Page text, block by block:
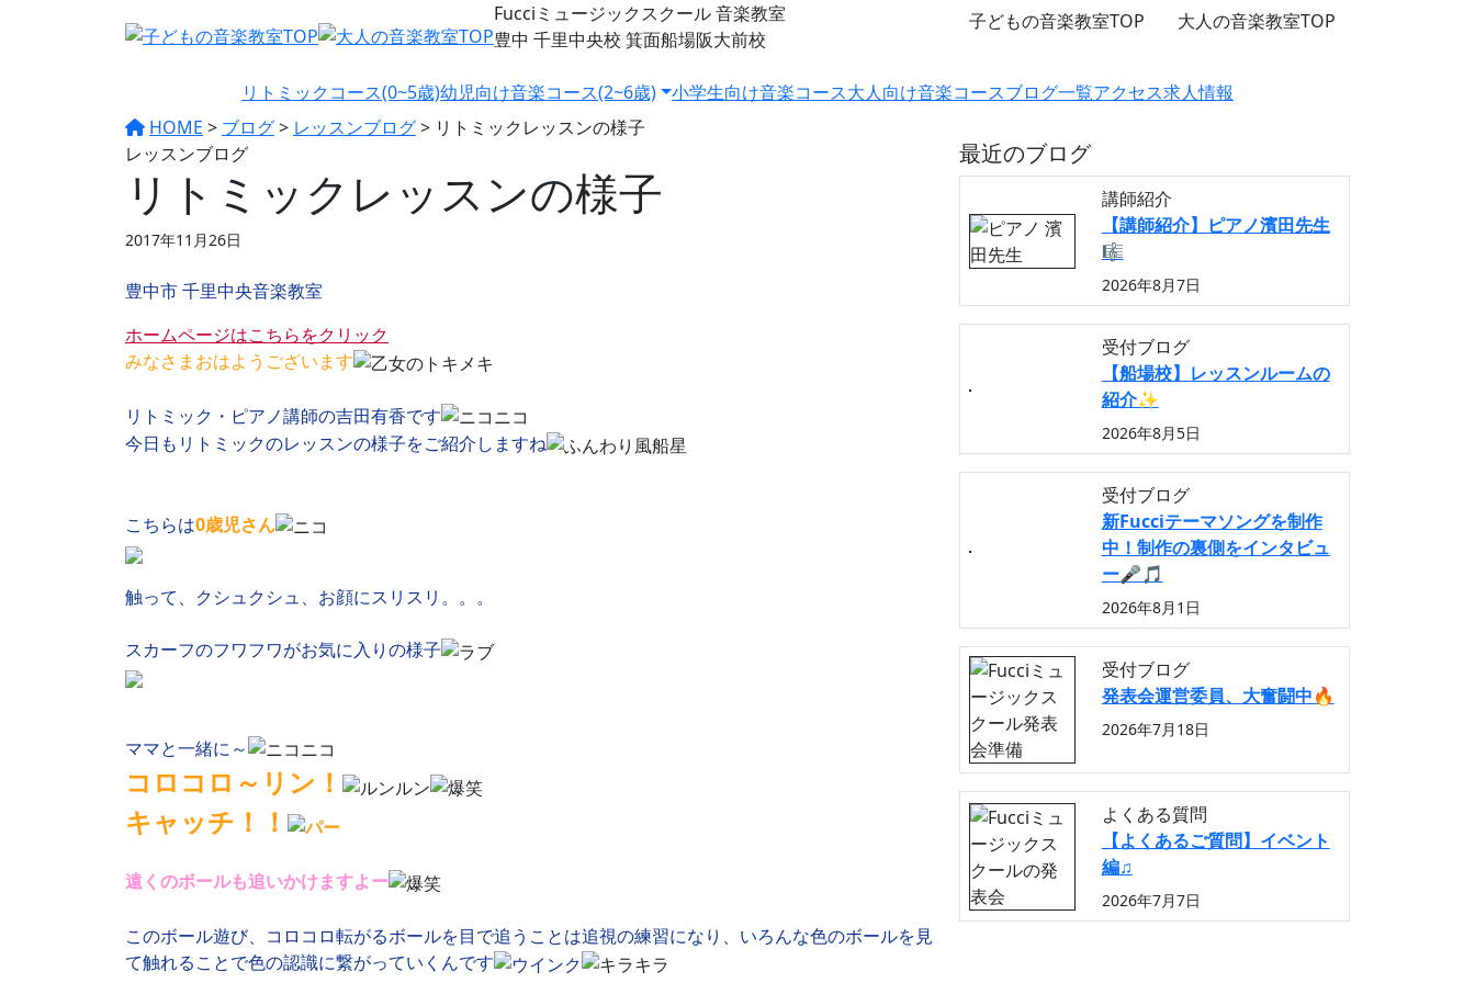
Fucciミュージックスクール音楽教室
豊中 千里中央校 箕面船場阪大前校
子どもの音楽教室TOP 大人の音楽教室TOP
リトミックコース(0~5歳)幼児向け音楽コース(2~6歳) 小学生向け音楽コース大人向け音楽コースブログ一覧アクセス求人情報
HOME > ブログ> レッスンブログ> リトミックレッスンの様子
レッスンブログ
リトミックレッスンの様子
2017年11月26日
豊中市 千里中央音楽教室
ホームページはこちらをクリック
みなさまおはようございます
リトミック・ピアノ講師の吉田有香です
今日もリトミックのレッスンの様子をご紹介しますね
こちらは0歳児さん
触って、クシュクシュ、お顔にスリスリ。。。
スカーフのフワフワがお気に入りの様子
ママと一緒に～
コロコロ～ リン！
キャッチ！！
遠くのボールも追いかけますよー
このボール遊び、コロコロ転がるボールを目で追うことは追視の練習になり、いろんな色のボールを見
て触れることで色の認識に繋がっていくんです
最近のブログ
講師紹介
【講師紹介】ピアノ濱田先生
🎼
2026年8月7日
受付ブログ
【船場校】レッスンルームの
紹介✨
2026年8月5日
受付ブログ
新Fucciテーマソングを制作
中！制作の裏側をインタビュ
ー🎤🎵
2026年8月1日
受付ブログ
発表会運営委員、大奮闘中🔥
2026年7月18日
よくある質問
【よくあるご質問】イベント
編♫
2026年7月7日